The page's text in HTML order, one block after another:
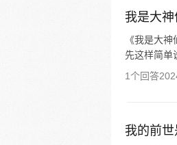
我是大
《我是大
先这样简单
1个回答
我的前